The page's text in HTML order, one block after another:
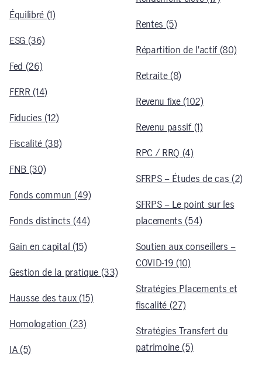
Équilibré (1)
ESG (36)
Fed (26)
FERR (14)
Fiducies (12)
Fiscalité (38)
FNB (30)
Fonds commun (49)
Fonds distincts (44)
Gain en capital (15)
Gestion de la pratique (33)
Hausse des taux (15)
Homologation (23)
IA (5)
Rentes (5)
Répartition de l’actif (80)
Retraite (8)
Revenu fixe (102)
Revenu passif (1)
RPC / RRQ (4)
SFRPS – Études de cas (2)
SFRPS – Le point sur les
placements (54)
Soutien aux conseillers –
COVID-19 (10)
Stratégies Placements et
fiscalité (27)
Stratégies Transfert du
patrimoine (5)